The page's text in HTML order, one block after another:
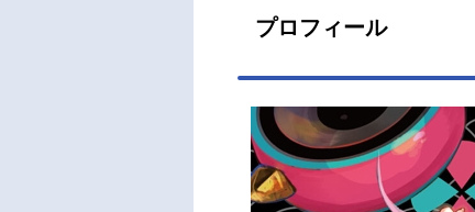
プロフィール